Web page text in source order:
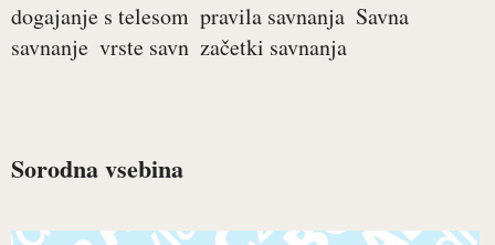
dogajanje s telesom pravila savnanja Savna
savnanje vrste savn začetki savnanja
Sorodna vsebina